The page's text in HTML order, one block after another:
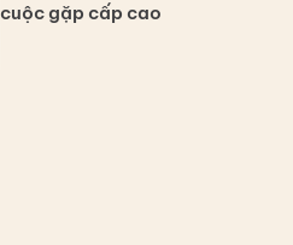
cuộc gặp cấp cao